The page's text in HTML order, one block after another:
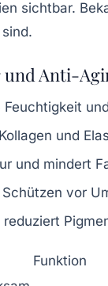
sichtbar.
Anti-
und
und mindert
Schützen vor
Funktion